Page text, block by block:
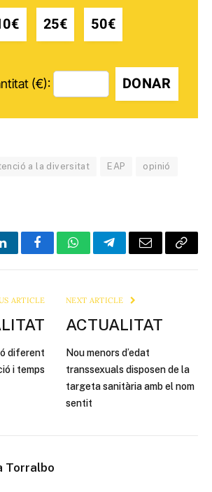
25€ 50€
(€): DONAR
a la diversitat EAP opinió
LinkedInFacebookWhatsAppTelegramEmail Copy
ARTICLE
diferent
i temps
NEXT ARTICLE
ACTUALITAT
Nou menors d’edat
transsexuals disposen de la
targeta sanitària amb el nom
sentit
Torralbo